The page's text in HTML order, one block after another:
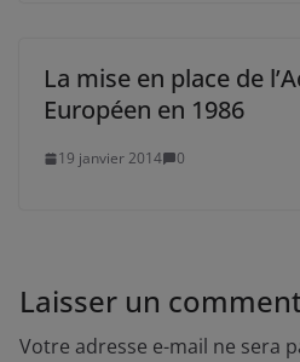
La mise en place de
Européen en 1986
19 janvier 2014 0
Laisser un
Votre adresse e-mail ne sera